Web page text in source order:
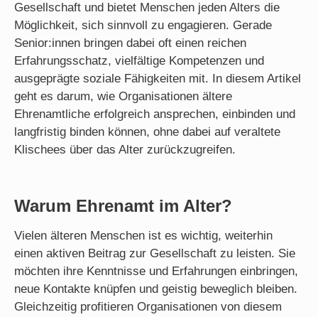
Gesellschaft und bietet Menschen jeden Alters die
Möglichkeit, sich sinnvoll zu engagieren. Gerade
Senior:innen bringen dabei oft einen reichen
Erfahrungsschatz, vielfältige Kompetenzen und
ausgeprägte soziale Fähigkeiten mit. In diesem Artikel
geht es darum, wie Organisationen ältere
Ehrenamtliche erfolgreich ansprechen, einbinden und
langfristig binden können, ohne dabei auf veraltete
Klischees über das Alter zurückzugreifen.
Warum Ehrenamt im Alter?
Vielen älteren Menschen ist es wichtig, weiterhin
einen aktiven Beitrag zur Gesellschaft zu leisten. Sie
möchten ihre Kenntnisse und Erfahrungen einbringen,
neue Kontakte knüpfen und geistig beweglich bleiben.
Gleichzeitig profitieren Organisationen von diesem